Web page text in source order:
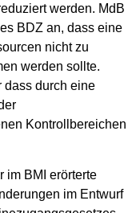
werden. MdB
BDZ an, dass eine
nicht zu
werden sollte.
dass durch eine
Kontrollbereichen
im BMI erörterte
im Entwurf